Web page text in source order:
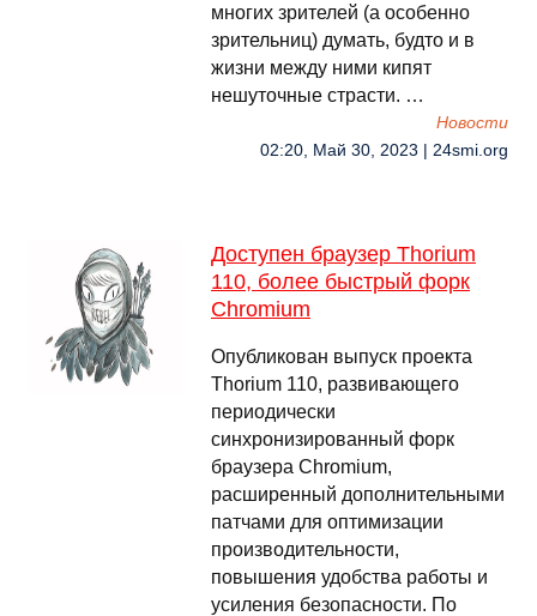
многих зрителей (а особенно
зрительниц) думать, будто и в
жизни между ними кипят
нешуточные страсти. …
Новости
02:20, Май 30, 2023 | 24smi.org
Доступен браузер Thorium
110, более быстрый форк
Chromium
Опубликован выпуск проекта
Thorium 110, развивающего
периодически
синхронизированный форк
браузера Chromium,
расширенный дополнительными
патчами для оптимизации
производительности,
повышения удобства работы и
усиления безопасности. По